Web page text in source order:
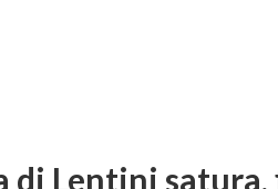
di Lentini